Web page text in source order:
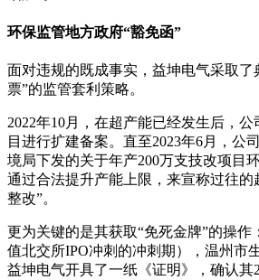
环保监管地方政府“豁免函”
面对违规的既成事实，益坤电气采取了
票”的监管套利策略。
2022年10月，在超产能已经发生后，
目进行扩建备案。直至2023年6月，公
境局下发的关于年产200万支技改项目
通过合法提升产能上限，来宣称过往的
整改”。
更为关键的是其获取“免死金牌”的操作
值北交所IPO冲刺的冲刺期），温州市
益坤电气开具了一纸《证明》，确认其